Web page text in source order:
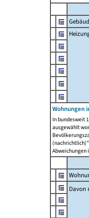
Wohnungen
In bundesweit
ausgewählt
Abweichungen
Davon